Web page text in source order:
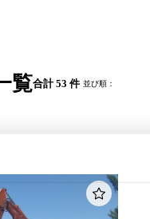
覧合計 53 件 並び順：